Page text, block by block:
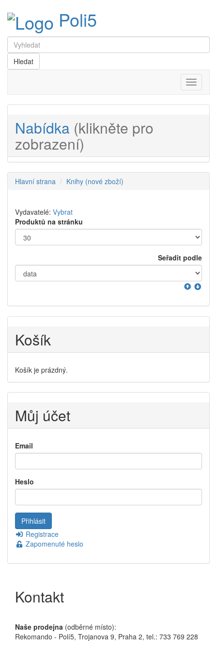
Poli5
Menu
Nabídka (klikněte pro
zobrazení)
Hlavní strana Knihy (nové zboží)
Vydavatelé: Vybrat
Produktů na stránku
Seřadit podle
Košík
Košík je prázdný.
Můj účet
Email
Heslo
Registrace
Zapomenuté heslo
Kontakt
Naše prodejna (odběrné místo):
Rekomando - Polí5, Trojanova 9, Praha 2, tel.: 733 769 228